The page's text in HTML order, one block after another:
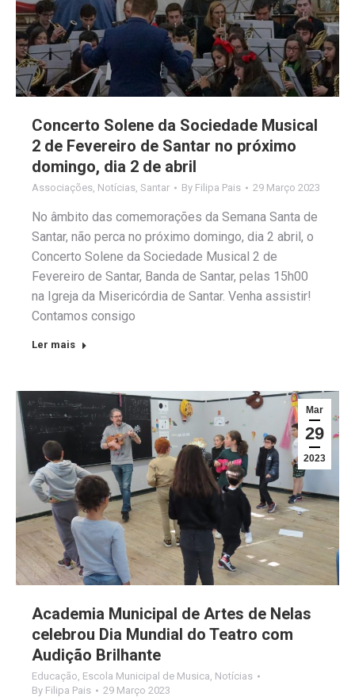
Concerto Solene da Sociedade Musical
2 de Fevereiro de Santar no próximo
domingo, dia 2 de abril
Associações, Notícias, Santar By Filipa Pais 29 Março 2023
No âmbito das comemorações da Semana Santa de
Santar, não perca no próximo domingo, dia 2 abril, o
Concerto Solene da Sociedade Musical 2 de
Fevereiro de Santar, Banda de Santar, pelas 15h00
na Igreja da Misericórdia de Santar. Venha assistir!
Contamos consigo
Ler mais
Mar
29
2023
Academia Municipal de Artes de Nelas
celebrou Dia Mundial do Teatro com
Audição Brilhante
Educação Escola Municipal de Musica Notícias
By Filipa Pais 29 Março 2023